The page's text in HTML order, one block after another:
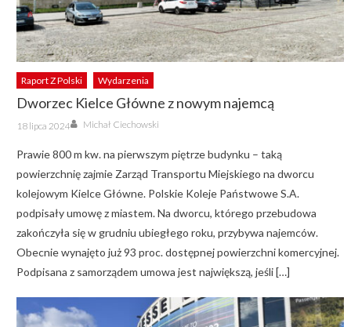
Raport Z Polski Wydarzenia
Dworzec Kielce Główne z nowym najemcą
Posted
on
18 lipca 2024 Author
Michał Ciechowski
Prawie 800 m kw. na pierwszym piętrze budynku – taką
powierzchnię zajmie Zarząd Transportu Miejskiego na dworcu
kolejowym Kielce Główne. Polskie Koleje Państwowe S.A.
podpisały umowę z miastem. Na dworcu, którego przebudowa
zakończyła się w grudniu ubiegłego roku, przybywa najemców.
Obecnie wynajęto już 93 proc. dostępnej powierzchni komercyjnej.
Podpisana z samorządem umowa jest największą, jeśli […]